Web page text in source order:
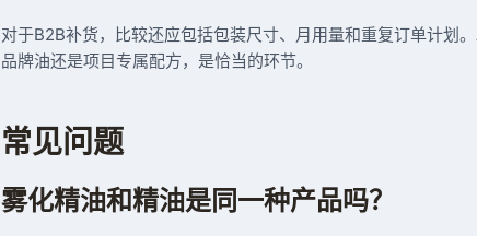
对于B2B补货，比较还应包括包装尺寸、月用量和重复订单计划
品牌油还是项目专属配方，是恰当的环节。
常见问题
雾化精油和精油是同一种产品吗？